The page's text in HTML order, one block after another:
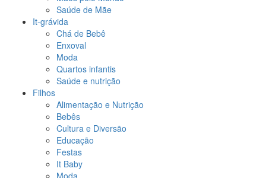
Saúde de Mãe
It-grávida
Chá de Bebê
Enxoval
Moda
Quartos infantis
Saúde e nutrição
Filhos
Alimentação e Nutrição
Bebês
Cultura e Diversão
Educação
Festas
It Baby
Moda